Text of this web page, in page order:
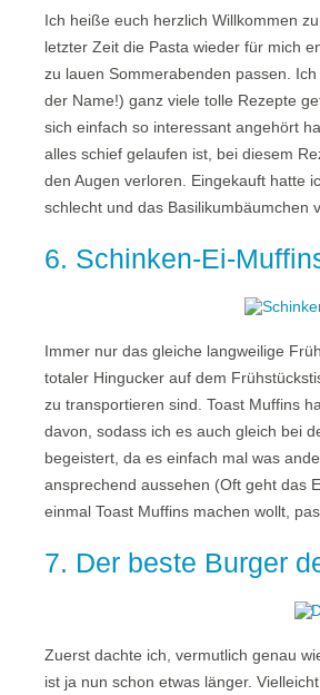
Ich heiße euch herzlich Willkommen
letzter Zeit die Pasta wieder für mich
zu lauen Sommerabenden passen.
der Name!) ganz viele tolle Rezepte
sich einfach so interessant angehört
alles schief gelaufen ist, bei diesem
den Augen verloren. Eingekauft hatte
schlecht und das Basilikumbäumchen
6. Schinken-Ei-
Immer nur das gleiche langweilige
totaler Hingucker auf dem
zu transportieren sind. Toast Muffins
davon, sodass ich es auch gleich bei
begeistert, da es einfach mal was
ansprechend aussehen (Oft geht das
einmal Toast Muffins machen wollt,
7. Der beste Burger
Zuerst dachte ich, vermutlich genau
ist ja nun schon etwas länger.